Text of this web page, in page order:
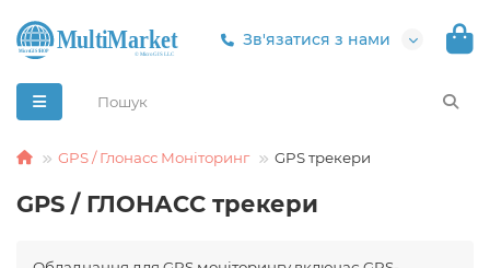
Зв'язатися з нами
GPS / Глонасс Моніторинг GPS трекери
GPS / ГЛОНАСС трекери